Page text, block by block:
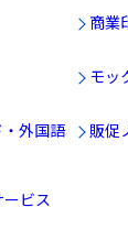
商業
モッ
外国語 販促
ビス